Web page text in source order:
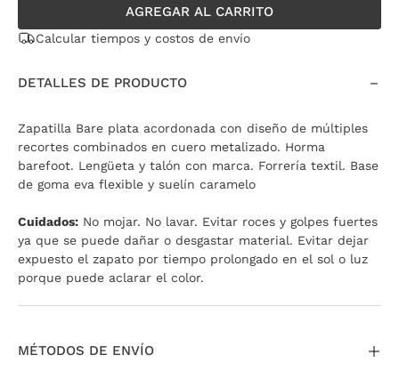
AGREGAR AL CARRITO
Calcular tiempos y costos de envío
DETALLES DE PRODUCTO
Zapatilla Bare plata acordonada con diseño de múltiples
recortes combinados en cuero metalizado. Horma
barefoot. Lengüeta y talón con marca. Forrería textil. Base
de goma eva flexible y suelín caramelo
Cuidados: No mojar. No lavar. Evitar roces y golpes fuertes
ya que se puede dañar o desgastar material. Evitar dejar
expuesto el zapato por tiempo prolongado en el sol o luz
porque puede aclarar el color.
MÉTODOS DE ENVÍO